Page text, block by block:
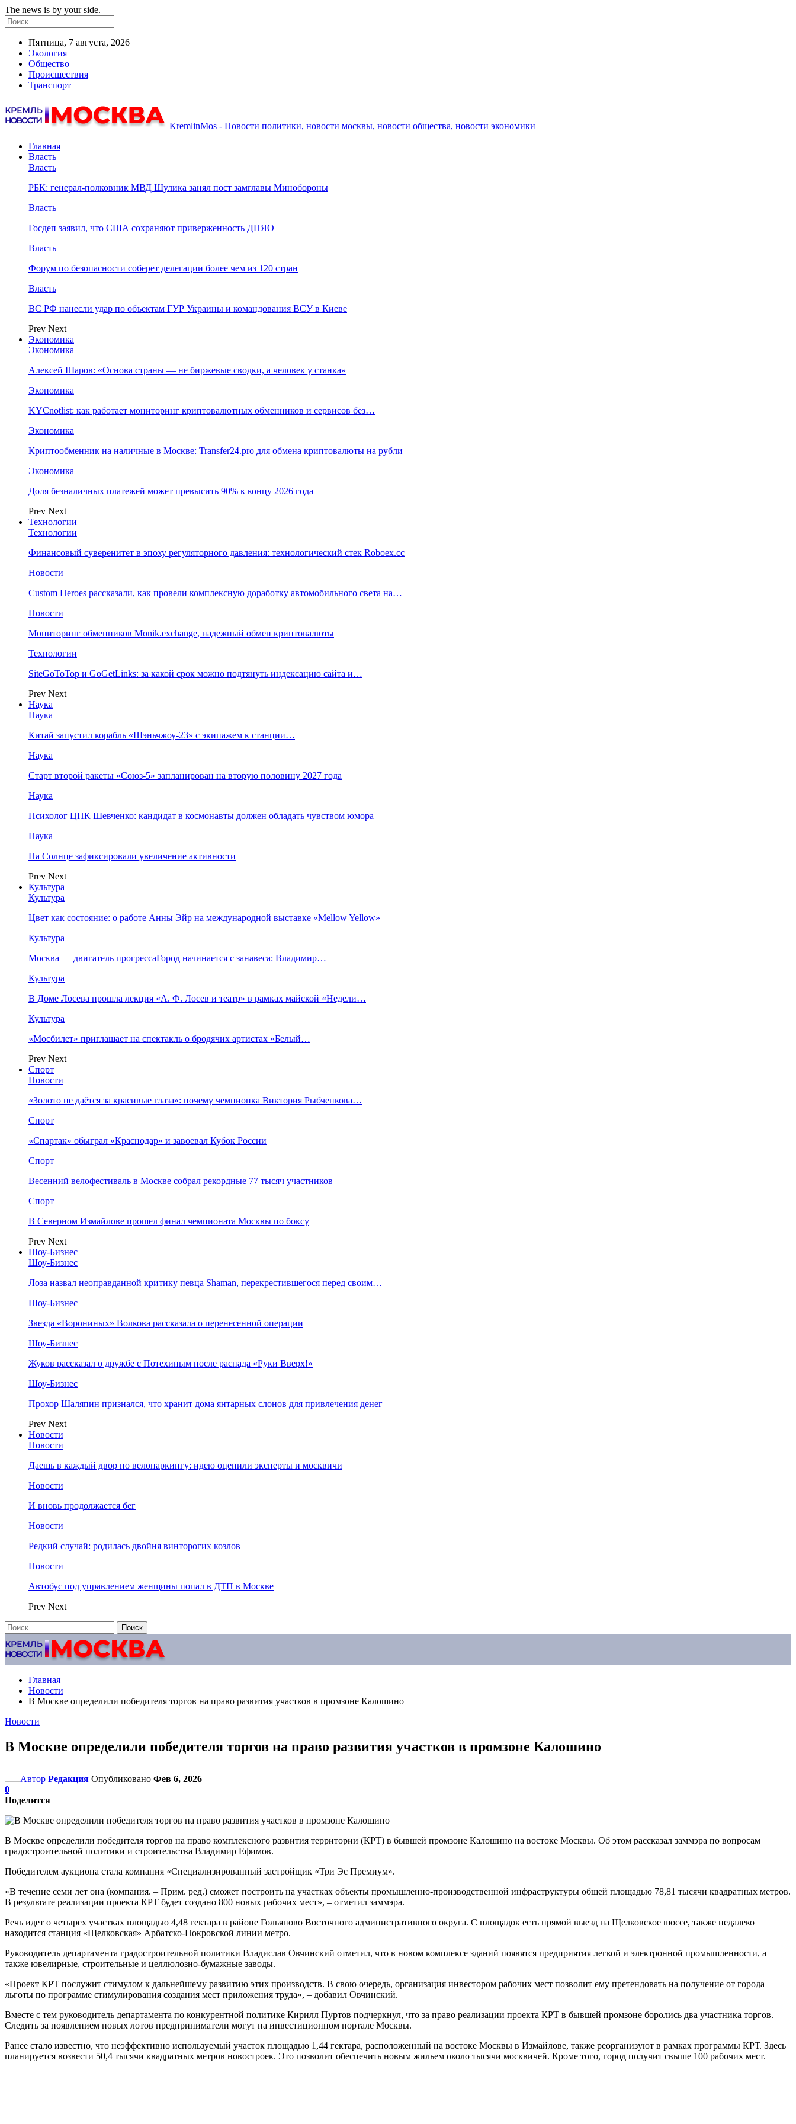
The news is by your side.
Пятница, 7 августа, 2026
Экология
Общество
Происшествия
Транспорт
KremlinMos - Новости политики, новости москвы, новости общества, новости экономики
Главная
Власть
Власть
РБК: генерал-полковник МВД Шулика занял пост замглавы Минобороны
Власть
Госдеп заявил, что США сохраняют приверженность ДНЯО
Власть
Форум по безопасности соберет делегации более чем из 120 стран
Власть
ВС РФ нанесли удар по объектам ГУР Украины и командования ВСУ в Киеве
Prev Next
Экономика
Экономика
Алексей Шаров: «Основа страны — не биржевые сводки, а человек у станка»
Экономика
KYCnotlist: как работает мониторинг криптовалютных обменников и сервисов без…
Экономика
Криптообменник на наличные в Москве: Transfer24.pro для обмена криптовалюты на рубли
Экономика
Доля безналичных платежей может превысить 90% к концу 2026 года
Prev Next
Технологии
Технологии
Финансовый суверенитет в эпоху регуляторного давления: технологический стек Roboex.cc
Новости
Custom Heroes рассказали, как провели комплексную доработку автомобильного света на…
Новости
Мониторинг обменников Monik.exchange, надежный обмен криптовалюты
Технологии
SiteGoToTop и GoGetLinks: за какой срок можно подтянуть индексацию сайта и…
Prev Next
Наука
Наука
Китай запустил корабль «Шэньчжоу-23» с экипажем к станции…
Наука
Старт второй ракеты «Союз-5» запланирован на вторую половину 2027 года
Наука
Психолог ЦПК Шевченко: кандидат в космонавты должен обладать чувством юмора
Наука
На Солнце зафиксировали увеличение активности
Prev Next
Культура
Культура
Цвет как состояние: о работе Анны Эйр на международной выставке «Mellow Yellow»
Культура
Москва — двигатель прогрессаГород начинается с занавеса: Владимир…
Культура
В Доме Лосева прошла лекция «А. Ф. Лосев и театр» в рамках майской «Недели…
Культура
«Мосбилет» приглашает на спектакль о бродячих артистах «Белый…
Prev Next
Спорт
Новости
«Золото не даётся за красивые глаза»: почему чемпионка Виктория Рыбченкова…
Спорт
«Спартак» обыграл «Краснодар» и завоевал Кубок России
Спорт
Весенний велофестиваль в Москве собрал рекордные 77 тысяч участников
Спорт
В Северном Измайлове прошел финал чемпионата Москвы по боксу
Prev Next
Шоу-Бизнес
Шоу-Бизнес
Лоза назвал неоправданной критику певца Shaman, перекрестившегося перед своим…
Шоу-Бизнес
Звезда «Ворониных» Волкова рассказала о перенесенной операции
Шоу-Бизнес
Жуков рассказал о дружбе с Потехиным после распада «Руки Вверх!»
Шоу-Бизнес
Прохор Шаляпин признался, что хранит дома янтарных слонов для привлечения денег
Prev Next
Новости
Новости
Даешь в каждый двор по велопаркингу: идею оценили эксперты и москвичи
Новости
И вновь продолжается бег
Новости
Редкий случай: родилась двойня винторогих козлов
Новости
Автобус под управлением женщины попал в ДТП в Москве
Prev Next
Главная
Новости
В Москве определили победителя торгов на право развития участков в промзоне Калошино
Новости
В Москве определили победителя торгов на право развития участков в промзоне Калошино
Автор Редакция Опубликовано Фев 6, 2026
0
Поделится
В Москве определили победителя торгов на право комплексного развития территории (КРТ) в бывшей промзоне Калошино на востоке Москвы. Об этом рассказал заммэра по вопросам
градостроительной политики и строительства Владимир Ефимов.
Победителем аукциона стала компания «Специализированный застройщик «Три Эс Премиум».
«В течение семи лет она (компания. – Прим. ред.) сможет построить на участках объекты промышленно-производственной инфраструктуры общей площадью 78,81 тысячи квадратных метров.
В результате реализации проекта КРТ будет создано 800 новых рабочих мест», – отметил заммэра.
Речь идет о четырех участках площадью 4,48 гектара в районе Гольяново Восточного административного округа. С площадок есть прямой выезд на Щелковское шоссе, также недалеко
находится станция «Щелковская» Арбатско-Покровской линии метро.
Руководитель департамента градостроительной политики Владислав Овчинский отметил, что в новом комплексе зданий появятся предприятия легкой и электронной промышленности, а
также ювелирные, строительные и целлюлозно-бумажные заводы.
«Проект КРТ послужит стимулом к дальнейшему развитию этих производств. В свою очередь, организация инвестором рабочих мест позволит ему претендовать на получение от города
льготы по программе стимулирования создания мест приложения труда», – добавил Овчинский.
Вместе с тем руководитель департамента по конкурентной политике Кирилл Пуртов подчеркнул, что за право реализации проекта КРТ в бывшей промзоне боролись два участника торгов.
Следить за появлением новых лотов предприниматели могут на инвестиционном портале Москвы.
Ранее стало известно, что неэффективно используемый участок площадью 1,44 гектара, расположенный на востоке Москвы в Измайлове, также реорганизуют в рамках программы КРТ. Здесь
планируется возвести 50,4 тысячи квадратных метров новостроек. Это позволит обеспечить новым жильем около тысячи москвичей. Кроме того, город получит свыше 100 рабочих мест.